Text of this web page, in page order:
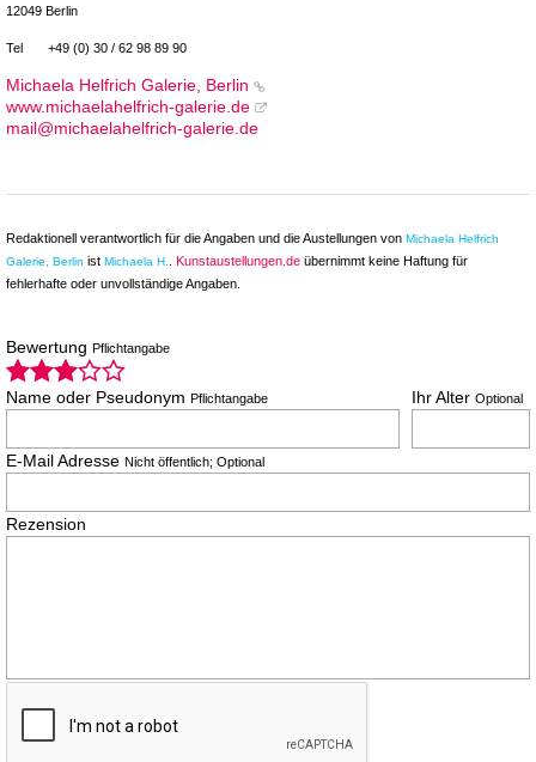
12049 Berlin
Tel +49 (0) 30 / 62 98 89 90
Michaela Helfrich Galerie, Berlin
www.michaelahelfrich-galerie.de
mail@michaelahelfrich-galerie.de
Redaktionell verantwortlich für die Angaben und die Austellungen von Michaela Helfrich
Galerie, Berlin ist Michaela H. Kunstaustellungen.de übernimmt keine Haftung für
fehlerhafte oder unvollständige Angaben.
Bewertung Pflichtangabe
Name oder Pseudonym Pflichtangabe Ihr Alter Optional
E-Mail Adresse Nicht öffentlich; Optional
Rezension